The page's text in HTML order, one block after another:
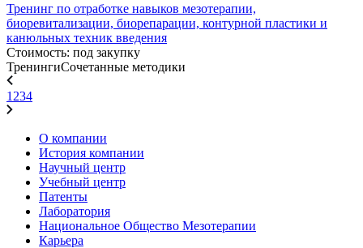
Тренинг по отработке навыков мезотерапии,
биоревитализации, биорепарации, контурной пластики и
канюльных техник введения
Стоимость: под закупку
ТренингиСочетанные методики
1 234
О компании
История компании
Научный центр
Учебный центр
Патенты
Лаборатория
Национальное Общество Мезотерапии
Карьера